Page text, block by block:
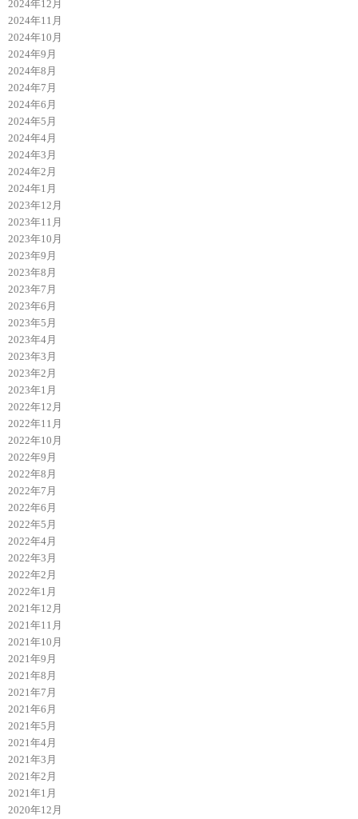
2024年12月
2024年11月
2024年10月
2024年9月
2024年8月
2024年7月
2024年6月
2024年5月
2024年4月
2024年3月
2024年2月
2024年1月
2023年12月
2023年11月
2023年10月
2023年9月
2023年8月
2023年7月
2023年6月
2023年5月
2023年4月
2023年3月
2023年2月
2023年1月
2022年12月
2022年11月
2022年10月
2022年9月
2022年8月
2022年7月
2022年6月
2022年5月
2022年4月
2022年3月
2022年2月
2022年1月
2021年12月
2021年11月
2021年10月
2021年9月
2021年8月
2021年7月
2021年6月
2021年5月
2021年4月
2021年3月
2021年2月
2021年1月
2020年12月